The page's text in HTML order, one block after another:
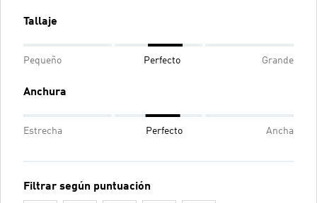
Tallaje
Pequeño Perfecto Grande
Anchura
Estrecha Perfecto Ancha
Filtrar según puntuación